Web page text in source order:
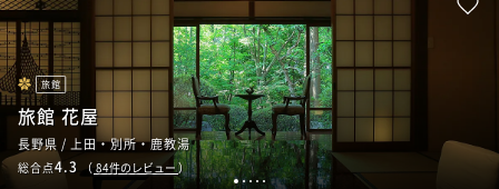
1 2345
旅館
旅館 花屋
長野県 / 上田・別所・鹿教湯
総合点4.3 （ 84件のレビュー）